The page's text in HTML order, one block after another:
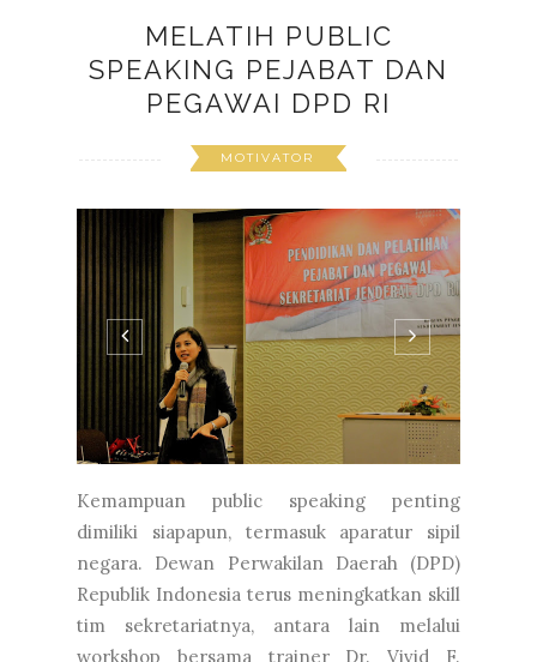
MELATIH PUBLIC
SPEAKING PEJABAT DAN
PEGAWAI DPD RI
MOTIVATOR
Kemampuan public speaking penting
dimiliki siapapun, termasuk aparatur sipil
negara. Dewan Perwakilan Daerah (DPD)
Republik Indonesia terus meningkatkan skill
tim sekretariatnya, antara lain melalui
workshop bersama trainer Dr. Vivid F.